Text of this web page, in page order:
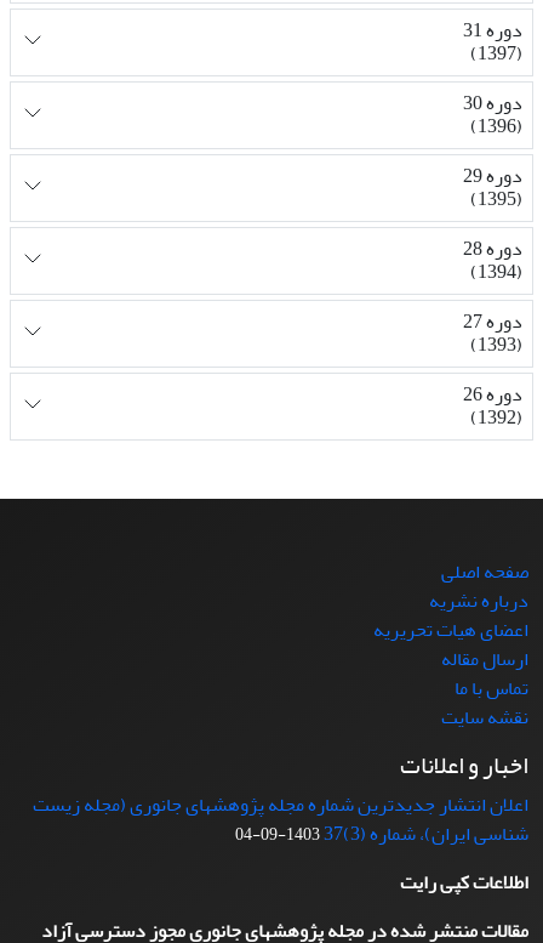
دوره 31
(1397)
دوره 30
(1396)
دوره 29
(1395)
دوره 28
(1394)
دوره 27
(1393)
دوره 26
(1392)
صفحه اصلی
درباره نشریه
اعضای هیات تحریریه
ارسال مقاله
تماس با ما
نقشه سایت
اخبار و اعلانات
اعلان انتشار جدیدترین شماره مجله پژوهشهای جانوری (مجله زیست
شناسی ایران)، شماره (3)37
1403-09-04
اطلاعات کپی رایت
مقالات منتشر شده در مجله پژوهشهای جانوری مجوز دسترسی آزاد